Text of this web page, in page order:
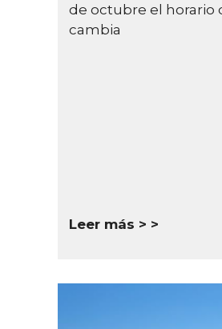
de octubre el horario
cambia
Leer más >